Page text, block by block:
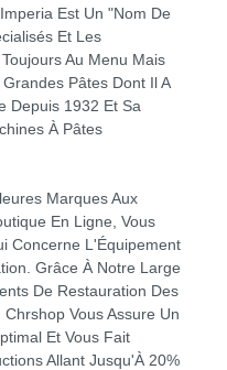
Est Un "Nom De
Et Les
Au Menu Mais
Pâtes Dont Il A
Depuis 1932 Et Sa
À Pâtes
Marques Aux
En Ligne, Vous
Concerne L'Équipement
Grâce À Notre Large
De Restauration Des
Vous Assure Un
Et Vous Fait
Allant Jusqu'À 20%